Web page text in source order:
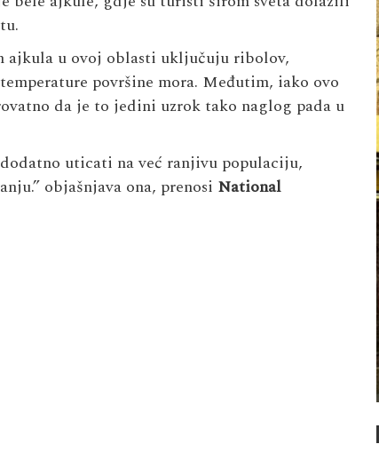
ajkula u ovoj oblasti uključuju ribolov,
površine mora. Međutim, iako ovo
da je to jedini uzrok tako naglog pada u
uticati na već ranjivu populaciju,
objašnjava ona, prenosi National